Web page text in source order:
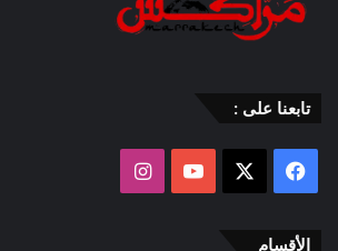
تابعنا على :
فيسبوك ‫YouTube
الأقسام